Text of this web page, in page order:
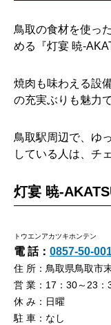
鳥取の食材を使っ
める『灯宴 暁-
焼肉も味わえる設
の充実ぶりも魅力で
鳥取駅周辺で、ゆ
している人は、チ
灯宴 暁-
トウエンアカツキホンテン
電 話： 0857-50-
住 所：鳥取県鳥取市
営 業：17：30～23
休 み：日曜
駐 車：なし